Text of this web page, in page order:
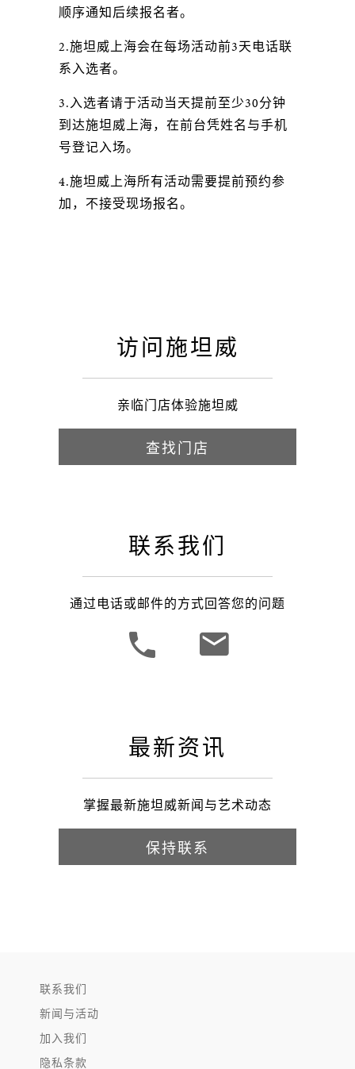
顺序通知后续报名者。
2.施坦威上海会在每场活动前3天电话联
系入选者。
3.入选者请于活动当天提前至少30分钟
到达施坦威上海，在前台凭姓名与手机
号登记入场。
4.施坦威上海所有活动需要提前预约参
加，不接受现场报名。
访问施坦威
亲临门店体验施坦威
查找门店
联系我们
通过电话或邮件的方式回答您的问题
最新资讯
掌握最新施坦威新闻与艺术动态
保持联系
联系我们
新闻与活动
加入我们
隐私条款